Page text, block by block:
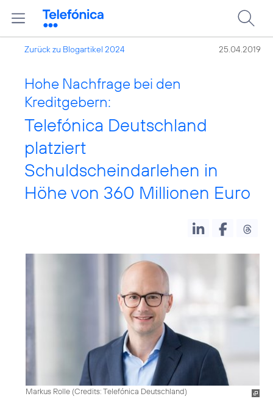
Zurück zu Blogartikel 2024 25.04.2019
Hohe Nachfrage bei den
Kreditgebern:
Telefónica Deutschland
platziert
Schuldscheindarlehen in
Höhe von 360 Millionen Euro
Markus Rolle (Credits: Telefónica Deutschland)